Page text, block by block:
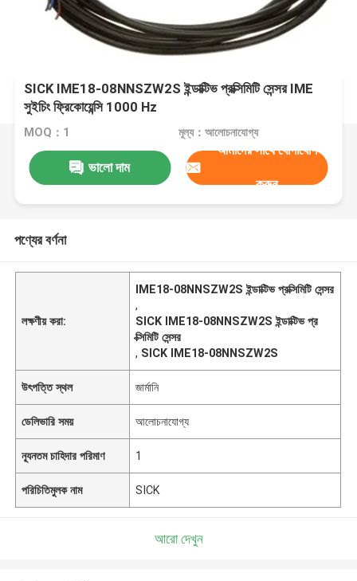
SICK IME18-08NNSZW2S ইন্ডাক্টিভ প্রক্সিমিটি সেন্সর IME
সুইচিং ফ্রিকোয়েন্সি 1000 Hz
MOQ：1 মূল্য：আলোচনাযোগ্য
ভালো দাম
আমাদের সাথে যোগাযোগ
করুন
পণ্যের বর্ণনা
লক্ষণীয় করা:
IME18-08NNSZW2S ইন্ডাক্টিভ প্রক্সিমিটি সেন্সর
,
SICK IME18-08NNSZW2S ইন্ডাক্টিভ প্র
ক্সিমিটি সেন্সর
, SICK IME18-08NNSZW2S
উৎপত্তি স্থল জার্মানি
ডেলিভারি সময় আলোচনাযোগ্য
ন্যূনতম চাহিদার পরিমাণ 1
পরিচিতিমুলক নাম SICK
আরো দেখুন